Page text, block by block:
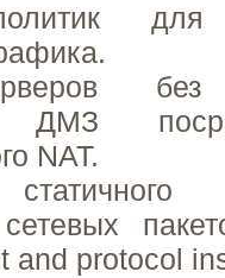
без
ДМЗ
NAT.
and protocol